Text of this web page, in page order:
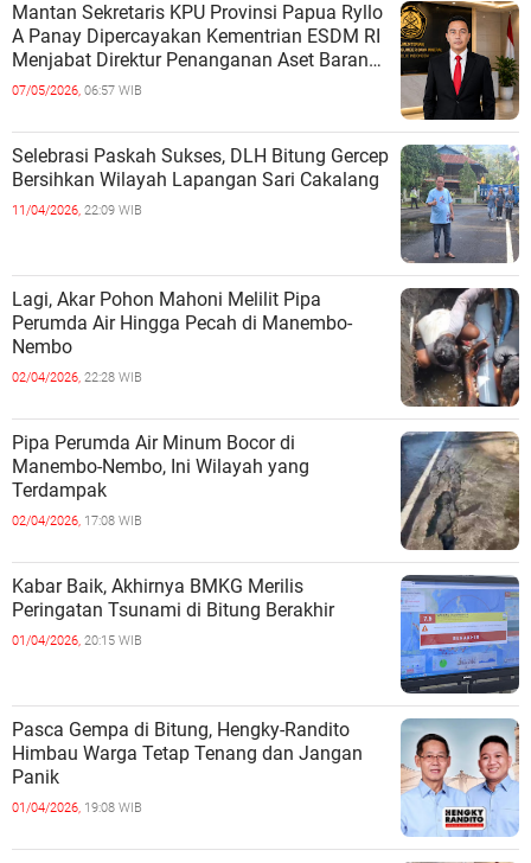
Mantan Sekretaris KPU Provinsi Papua Ryllo
A Panay Dipercayakan Kementrian ESDM RI
Menjabat Direktur Penanganan Aset Barang
Bukti
07/05/2026, 06:57 WIB
Selebrasi Paskah Sukses, DLH Bitung Gercep
Bersihkan Wilayah Lapangan Sari Cakalang
11/04/2026, 22:09 WIB
Lagi, Akar Pohon Mahoni Melilit Pipa
Perumda Air Hingga Pecah di Manembo-
Nembo
02/04/2026, 22:28 WIB
Pipa Perumda Air Minum Bocor di
Manembo-Nembo, Ini Wilayah yang
Terdampak
02/04/2026, 17:08 WIB
Kabar Baik, Akhirnya BMKG Merilis
Peringatan Tsunami di Bitung Berakhir
01/04/2026, 20:15 WIB
Pasca Gempa di Bitung, Hengky-Randito
Himbau Warga Tetap Tenang dan Jangan
Panik
01/04/2026, 19:08 WIB